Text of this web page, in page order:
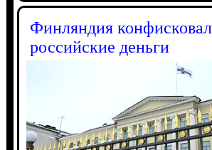
Финляндия
российские деньги